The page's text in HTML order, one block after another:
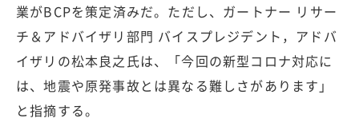
業がBCPを策定済みだ。ただし、ガートナー リサー
チ＆アドバイザリ部門 バイスプレジデント，アドバ
イザリの松本良之氏は、「今回の新型コロナ対応に
は、地震や原発事故とは異なる難しさがあります」
と指摘する。